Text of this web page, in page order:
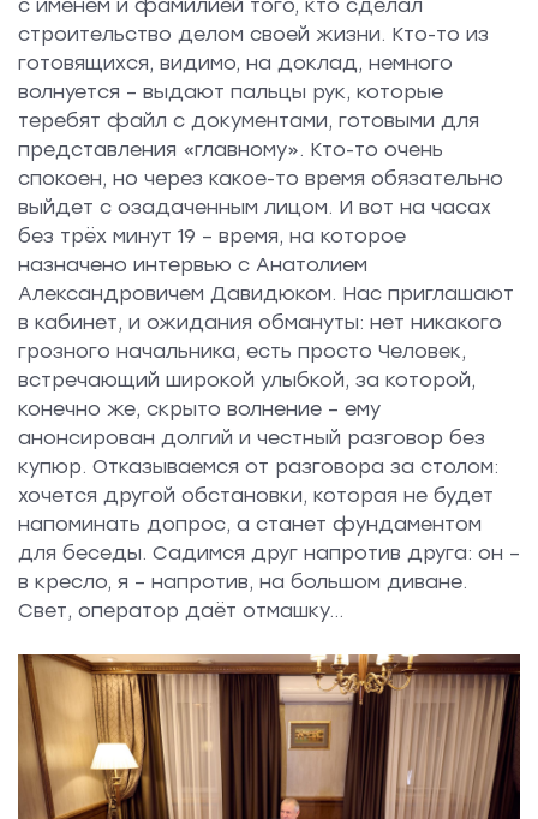
с именем и фамилией того, кто сделал
строительство делом своей жизни. Кто-то из
готовящихся, видимо, на доклад, немного
волнуется – выдают пальцы рук, которые
теребят файл с документами, готовыми для
представления «главному». Кто-то очень
спокоен, но через какое-то время обязательно
выйдет с озадаченным лицом. И вот на часах
без трёх минут 19 – время, на которое
назначено интервью с Анатолием
Александровичем Давидюком. Нас приглашают
в кабинет, и ожидания обмануты: нет никакого
грозного начальника, есть просто Человек,
встречающий широкой улыбкой, за которой,
конечно же, скрыто волнение – ему
анонсирован долгий и честный разговор без
купюр. Отказываемся от разговора за столом:
хочется другой обстановки, которая не будет
напоминать допрос, а станет фундаментом
для беседы. Садимся друг напротив друга: он –
в кресло, я – напротив, на большом диване.
Свет, оператор даёт отмашку…